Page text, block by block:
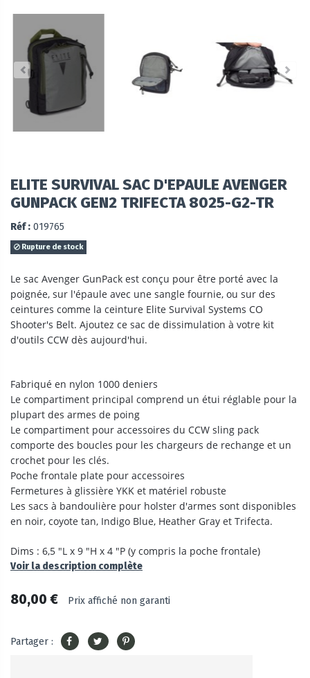
ELITE SURVIVAL SAC D'EPAULE AVENGER
GUNPACK GEN2 TRIFECTA 8025-G2-TR
Réf : 019765
Rupture de stock
Le sac Avenger GunPack est conçu pour être porté avec la
poignée, sur l'épaule avec une sangle fournie, ou sur des
ceintures comme la ceinture Elite Survival Systems CO
Shooter's Belt. Ajoutez ce sac de dissimulation à votre kit
d'outils CCW dès aujourd'hui.
Fabriqué en nylon 1000 deniers
Le compartiment principal comprend un étui réglable pour la
plupart des armes de poing
Le compartiment pour accessoires du CCW sling pack
comporte des boucles pour les chargeurs de rechange et un
crochet pour les clés.
Poche frontale plate pour accessoires
Fermetures à glissière YKK et matériel robuste
Les sacs à bandoulière pour holster d'armes sont disponibles
en noir, coyote tan, Indigo Blue, Heather Gray et Trifecta.
Dims : 6,5 "L x 9 "H x 4 "P (y compris la poche frontale)
Voir la description complète
80,00 € Prix affiché non garanti
Partager :